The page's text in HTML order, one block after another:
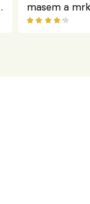
masem a
salátem –